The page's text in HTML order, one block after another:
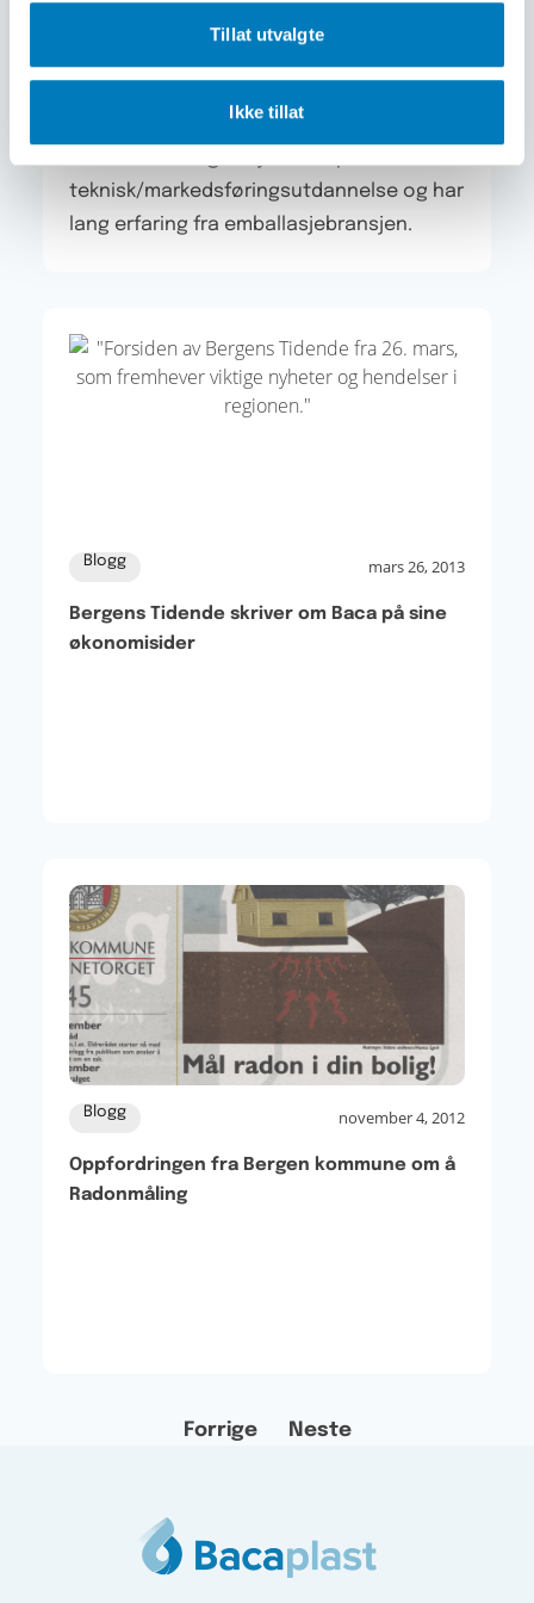
Tillat utvalgte
Ikke tillat
Baca spisser kompetansen i
Baca har ansatt Bjørn Andersen som
teknisk/markedsføringsutdannelse og har
lang erfaring fra emballasjebransjen.
Blogg mars 26, 2013
Bergens Tidende skriver om Baca på sine
økonomisider
Blogg november 4, 2012
Oppfordringen fra Bergen kommune om å
Radonmåling
Forrige Neste